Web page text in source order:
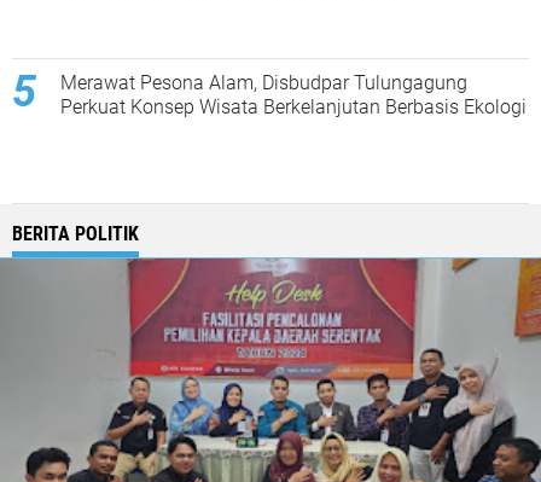
Merawat Pesona Alam, Disbudpar Tulungagung
Perkuat Konsep Wisata Berkelanjutan Berbasis Ekologi
BERITA POLITIK